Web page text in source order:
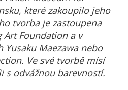
které zakoupilo jeho
tvorba je zastoupena
Art Foundation a v
Maezawa nebo
Ve své tvorbě mísí
s odvážnou barevností.